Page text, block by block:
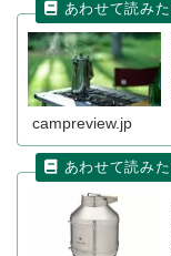
campreview.jp